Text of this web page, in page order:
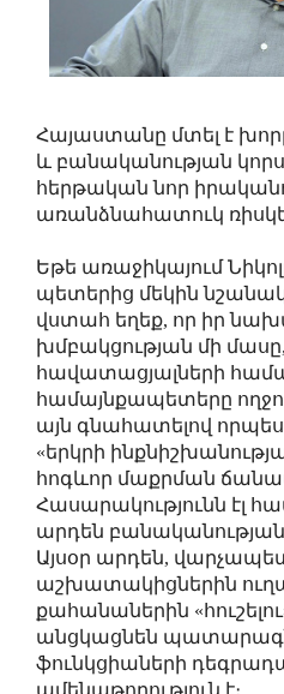
Հայաստանը մտել է
և բանականության
հերթական նոր
առանձնահատուկ
Եթե առաջիկայում
պետերից մեկին
վստահ եղեք, որ իր
խմբակցության մի մասը,
հավատացյալների
համայնքապետերը
այն գնահատելով որպես
«երկրի
հոգևոր մաքրման
Հասարակությունն էլ
արդեն բանականության
Այսօր արդեն,
աշխատակիցներին
քահանաներին
անցկացնեն
ֆունկցիաների
ամենաթողություն է։